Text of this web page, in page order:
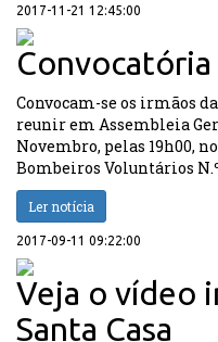
2017-11-21 12:45:00
Convocatória
Convocam-se os irmãos
reunir em Assembleia
Novembro, pelas 19h00,
Bombeiros Voluntários
Ler notícia
2017-09-11 09:22:00
Veja o vídeo
Santa Casa